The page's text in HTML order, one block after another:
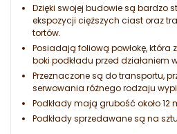
Dzięki swojej budowie są bardzo
ekspozycji cięższych ciast oraz
tortów.
Posiadają foliową powłokę, która
boki podkładu przed działaniem
Przeznaczone są do transportu,
serwowania różnego rodzaju
Podkłady mają grubość około 12
Podkłady sprzedawane są na